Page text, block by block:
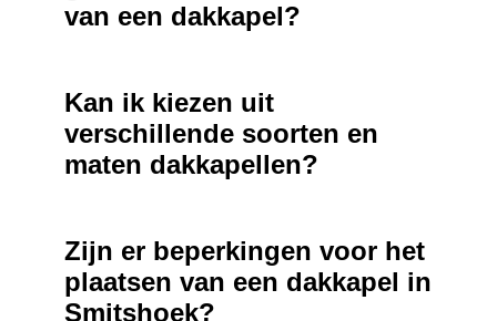
van een dakkapel?
Kan ik kiezen uit
verschillende soorten en
maten dakkapellen?
Zijn er beperkingen voor het
plaatsen van een dakkapel in
Smitshoek?